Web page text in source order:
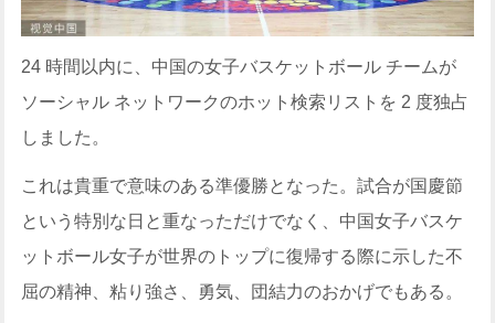
24 時間以内に、中国の女子バスケットボール チームが
ソーシャル ネットワークのホット検索リストを 2 度独占
しました。
これは貴重で意味のある準優勝となった。試合が国慶節
という特別な日と重なっただけでなく、中国女子バスケ
ットボール女子が世界のトップに復帰する際に示した不
屈の精神、粘り強さ、勇気、団結力のおかげでもある。